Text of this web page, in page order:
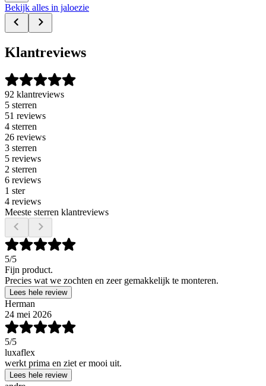
Bekijk alles in jaloezie
Klantreviews
92 klantreviews
5 sterren
51 reviews
4 sterren
26 reviews
3 sterren
5 reviews
2 sterren
6 reviews
1 ster
4 reviews
Meeste sterren klantreviews
5/5
Fijn product.
Precies wat we zochten en zeer gemakkelijk te monteren.
Lees hele review
Herman
24 mei 2026
5/5
luxaflex
werkt prima en ziet er mooi uit.
Lees hele review